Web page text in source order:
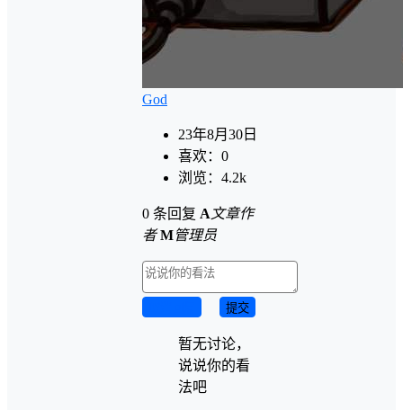
God
23年8月30日
喜欢： 0
浏览： 4.2k
0 条回复 A 文章作
者 M管理员
提交
暂无讨论，
说说你的看
法吧